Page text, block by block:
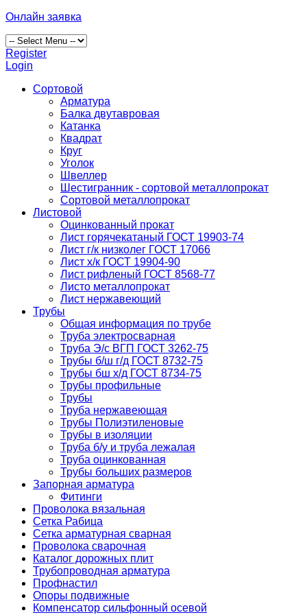
Онлайн заявка
Register
Login
Сортовой
Арматура
Балка двутавровая
Катанка
Квадрат
Круг
Уголок
Швеллер
Шестигранник - сортовой металлопрокат
Сортовой металлопрокат
Листовой
Оцинкованный прокат
Лист горячекатаный ГОСТ 19903-74
Лист г/к низколег ГОСТ 17066
Лист х/к ГОСТ 19904-90
Лист рифленый ГОСТ 8568-77
Листо металлопрокат
Лист нержавеющий
Трубы
Общая информация по трубе
Труба электросварная
Труба Э/с ВГП ГОСТ 3262-75
Трубы б/ш г/д ГОСТ 8732-75
Трубы бш х/д ГОСТ 8734-75
Трубы профильные
Трубы
Труба нержавеющая
Трубы Полиэтиленовые
Трубы в изоляции
Труба б/у и труба лежалая
Труба оцинкованная
Трубы больших размеров
Запорная арматура
Фитинги
Проволока вязальная
Сетка Рабица
Сетка арматурная сварная
Проволока сварочная
Каталог дорожных плит
Трубопроводная арматура
Профнастил
Опоры подвижные
Компенсатор сильфонный осевой